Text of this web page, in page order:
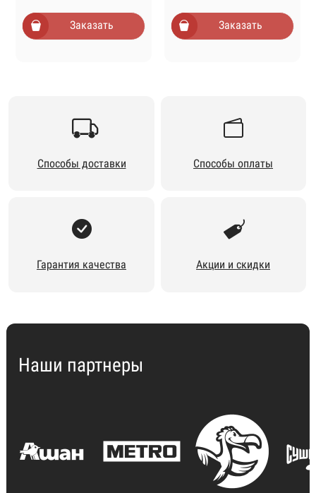
Заказать Заказать
Способы доставки Способы оплаты
Гарантия качества Акции и скидки
Наши партнеры